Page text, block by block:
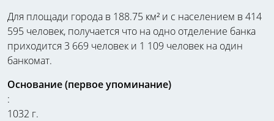
Для площади города в 188.75 км² и с населением в 414
595 человек, получается что на одно отделение банка
приходится 3 669 человек и 1 109 человек на один
банкомат.
Основание (первое упоминание)
:
1032 г.